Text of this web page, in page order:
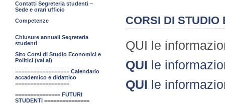
CORSI DI STUDIO
QUI le
QUI le
QUI le
Contatti Segreteria studenti –
Sede e orari ufficio
Competenze
Chiusure annuali Segreteria
studenti
Sito Corsi di Studio Economici e
Politici (vai al)
================== Calendario
accademico e didattico
==================
=============== FUTURI
STUDENTI ===============